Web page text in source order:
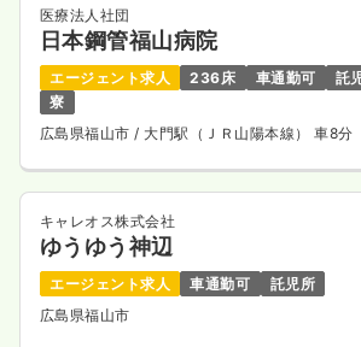
医療法人社団
日本鋼管福山病院
エージェント求人 236床 車通勤可
託
寮
広島県福山市/ 大門駅（ＪＲ山陽本線） 車8分
キャレオス株式会社
ゆうゆう神辺
エージェント求人 車通勤可
託児所
広島県福山市